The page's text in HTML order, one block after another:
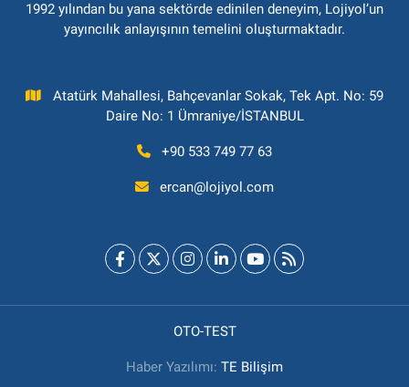
1992 yılından bu yana sektörde edinilen deneyim, Lojiyol’un
yayıncılık anlayışının temelini oluşturmaktadır.
Atatürk Mahallesi, Bahçevanlar Sokak, Tek Apt. No: 59
Daire No: 1 Ümraniye/İSTANBUL
+90 533 749 77 63
ercan@lojiyol.com
OTO-TEST
Haber Yazılımı: TE Bilişim